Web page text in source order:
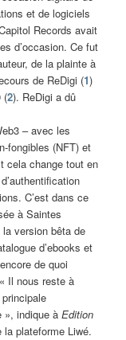
et de logiciels
Records avait
d’occasion. Ce fut
de la plainte à
de ReDigi (1)
(2). ReDigi a dû
– avec les
fongibles (NFT) et
cela change tout en
C’est dans ce
à Saintes
version bêta de
d’ebooks et
de quoi
Il nous reste à
», indique àEdition
plateforme Liwé.